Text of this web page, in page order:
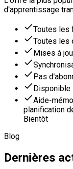
d'apprentissage
Toutes les
Toutes les
Mises à
Pas
Disponible
Aide-
planification
Bientôt
Blog
Dernières